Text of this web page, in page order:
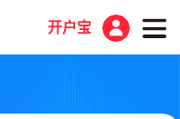
开户宝